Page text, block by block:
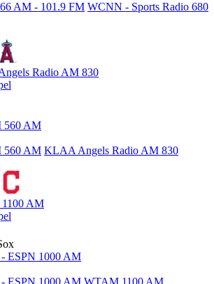
AM - 101.9 FM WCNN - Sports Radio 680
Radio AM 830
560 AM
560 AM KLAA Angels Radio AM 830
AM
ESPN 1000 AM